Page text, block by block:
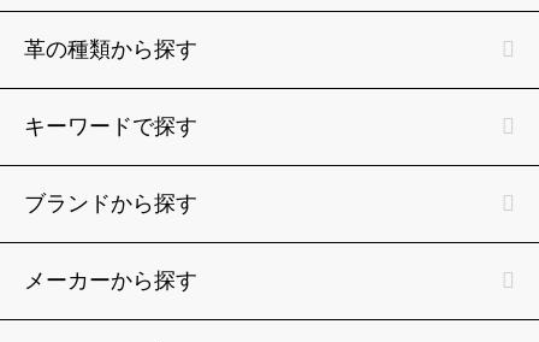
革の種類から探す
キーワードで探す
ブランドから探す
メーカーから探す